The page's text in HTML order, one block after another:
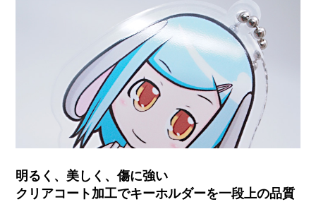
明るく、美しく、傷に強い
クリアコート加工でキーホルダーを一段上の品質